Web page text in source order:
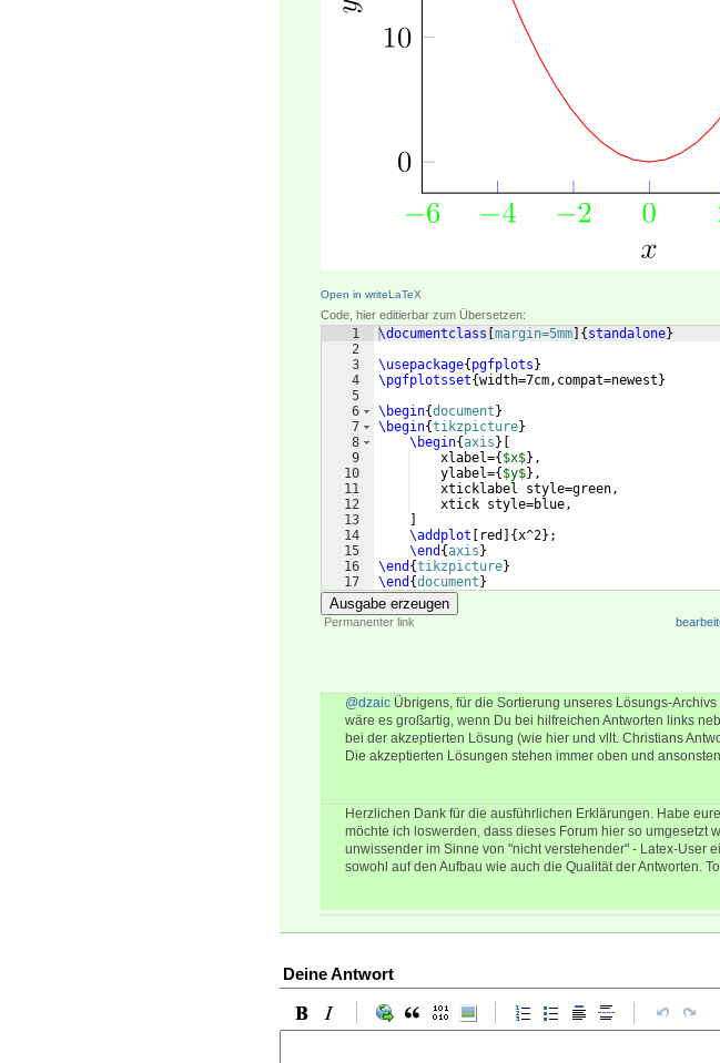
Open in writeLaTeX
Code, hier editierbar zum Übersetzen:
1
2
3
4
5
6
7
8
9
10
11
12
13
14
15
16
17
\documentclass margin=5mm { standalone}
\usepackage{ pgfplots }
\pgfplotsset{width=7cm,compat=newest }
\begin{document }
\begin{tikzpicture}
\begin{axis }
    xlabel=
{ $x$} ,
    ylabel=
{ $y$} ,
    xticklabel style=green,
    xtick style=blue,
\addplot
red {x^2} ;
\end {axis }
\end {tikzpicture}
\end {document }
Ausgabe erzeugen
Permanenter link
@dzaic Übrigens, für die Sortierung unseres Lösungs-
wäre es großartig, wenn Du bei hilfreichen Antworten links
bei der akzeptierten Lösung (wie hier und vllt. Christians
Die akzeptierten Lösungen stehen immer oben und
Herzlichen Dank für die ausführlichen Erklärungen. Habe
möchte ich loswerden, dass dieses Forum hier so umgesetzt
unwissender im Sinne von "nicht verstehender" - Latex-User
sowohl auf den Aufbau wie auch die Qualität der Antworten.
Deine Antwort